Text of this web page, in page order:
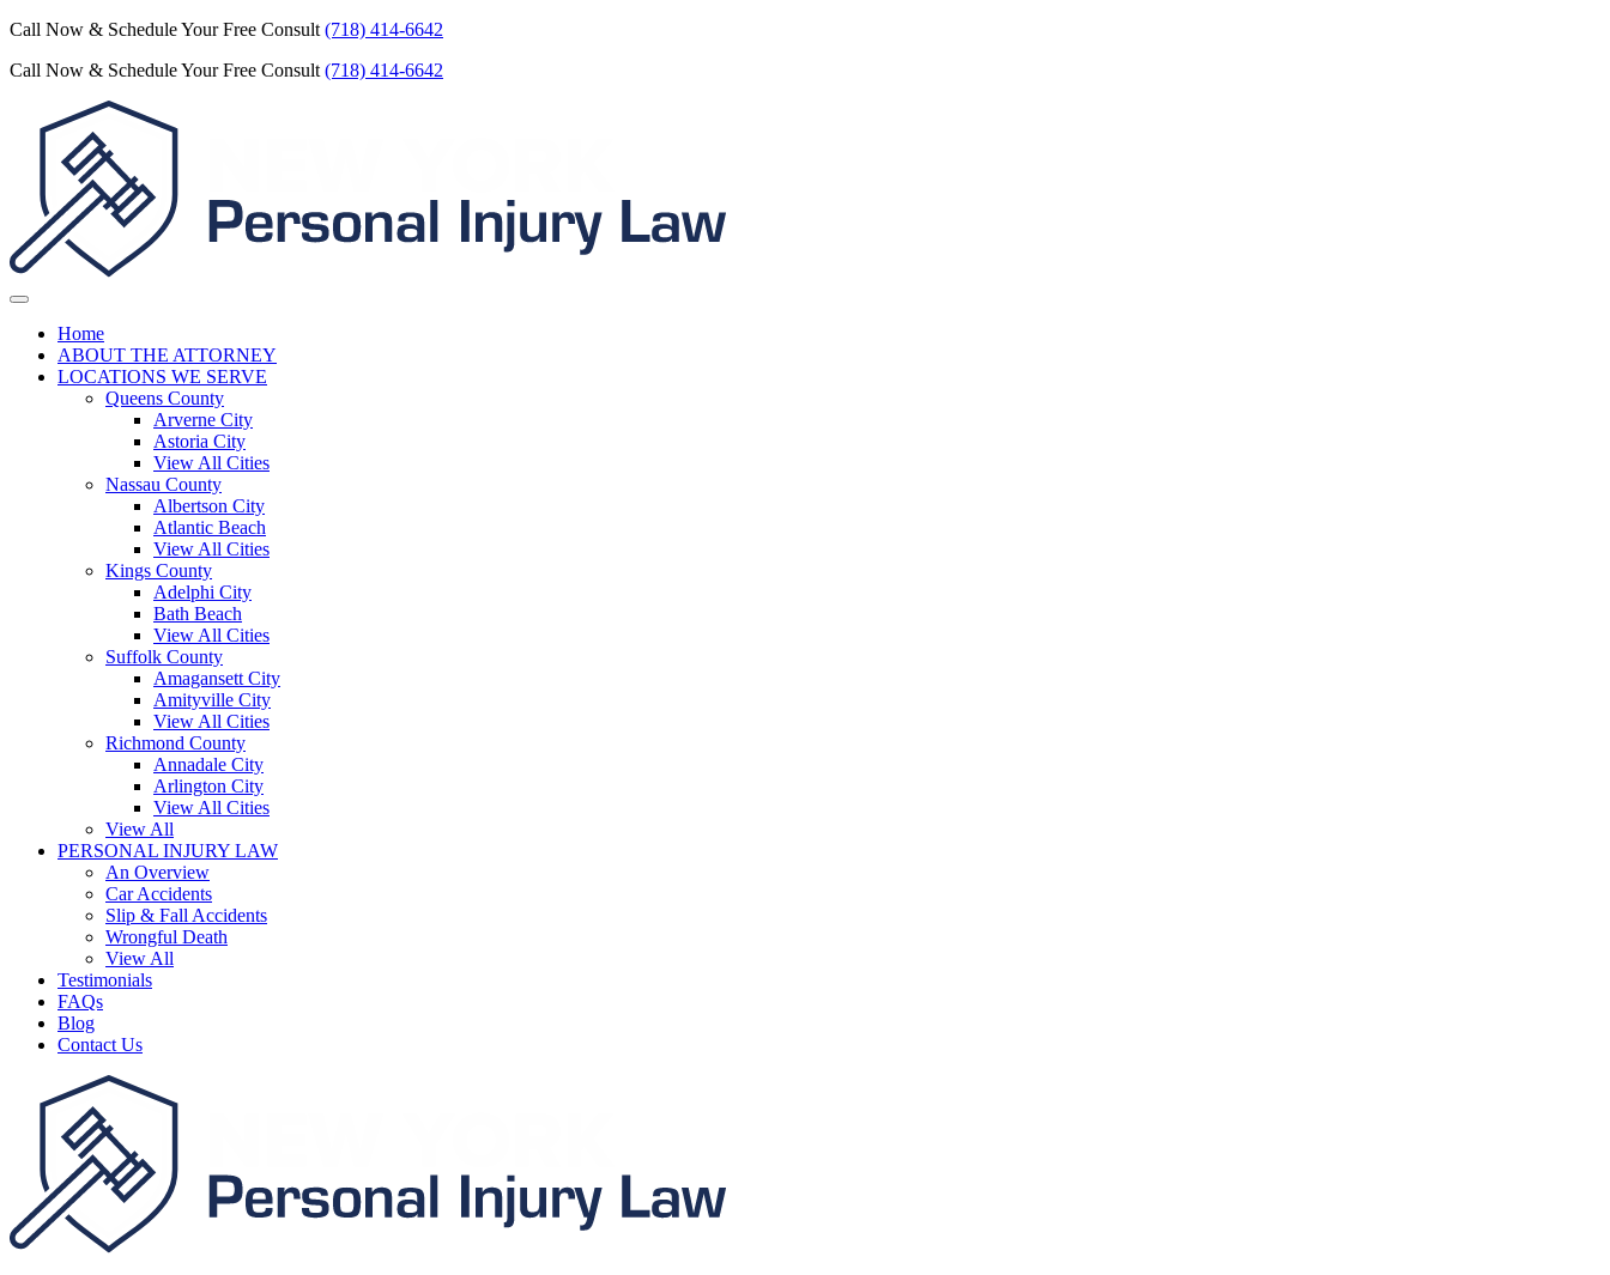
Call Now & Schedule Your Free Consult (718) 414-6642
Call Now & Schedule Your Free Consult (718) 414-6642
Home
ABOUT THE ATTORNEY
LOCATIONS WE SERVE
Queens County
Arverne City
Astoria City
View All Cities
Nassau County
Albertson City
Atlantic Beach
View All Cities
Kings County
Adelphi City
Bath Beach
View All Cities
Suffolk County
Amagansett City
Amityville City
View All Cities
Richmond County
Annadale City
Arlington City
View All Cities
View All
PERSONAL INJURY LAW
An Overview
Car Accidents
Slip & Fall Accidents
Wrongful Death
View All
Testimonials
FAQs
Blog
Contact Us